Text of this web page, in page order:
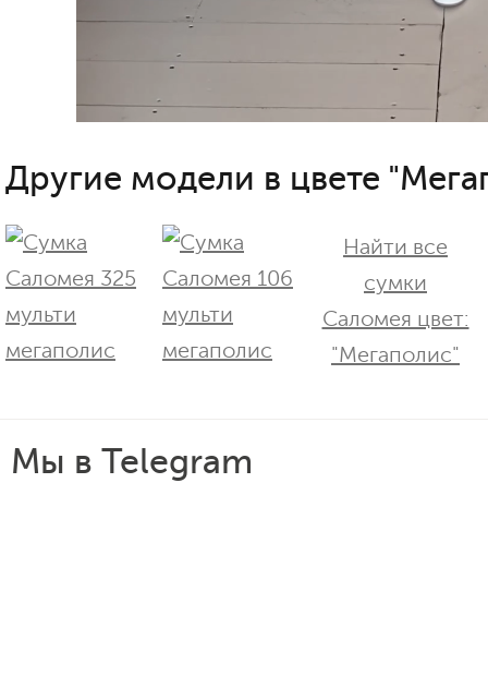
Другие модели в цвете
Найти все
сумки
Саломея цвет:
"Мегаполис"
Мы в Telegram